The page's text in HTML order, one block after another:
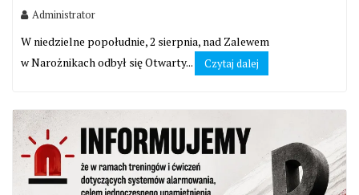
Administrator
W niedzielne popołudnie, 2 sierpnia, nad Zalewem
w Narożnikach odbył się Otwarty...
Czytaj dalej